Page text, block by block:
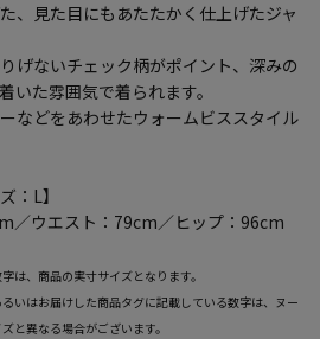
、見た目にもあたたかく仕上げたジャ
げないチェック柄がポイント、深みの
いた雰囲気で着られます。
などをあわせたウォームビススタイル
：L】
／ウエスト：79cm／ヒップ：96cm
は、商品の実寸サイズとなります。
いはお届けした商品タグに記載している数字は、ヌー
と異なる場合がございます。